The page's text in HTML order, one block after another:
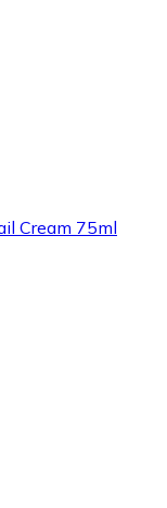
Cream 75ml